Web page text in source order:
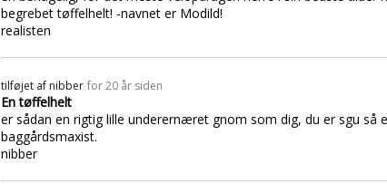
begrebet tøffelhelt! -navnet er Modild!
realisten
tilføjet af nibber for 20 år siden
En tøffelhelt
er sådan en rigtig lille underernæret gnom som dig, du er sgu
baggårdsmaxist.
nibber